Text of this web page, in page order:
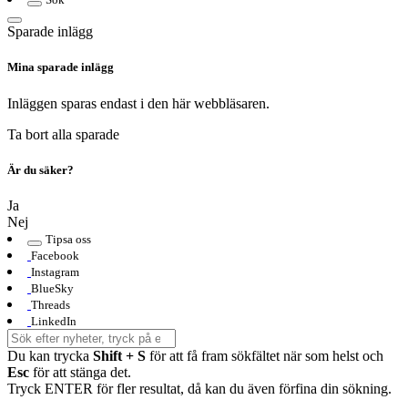
Sparade inlägg
Mina sparade inlägg
Inläggen sparas endast i den här webbläsaren.
Ta bort alla sparade
Är du säker?
Ja
Nej
Tipsa oss
Facebook
Instagram
BlueSky
Threads
LinkedIn
Du kan trycka Shift + S för att få fram sökfältet när som helst och
Esc för att stänga det.
Tryck ENTER för fler resultat, då kan du även förfina din sökning.